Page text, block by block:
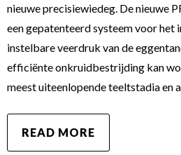
nieuwe precisiewiedeg. De nieuwe
een gepatenteerd systeem voor het
instelbare veerdruk van de
efficiënte onkruidbestrijding kan
meest uiteenlopende teeltstadia en
READ MORE